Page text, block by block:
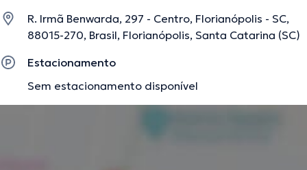
R. Irmã Benwarda, 297 - Centro, Florianópolis - SC,
88015-270, Brasil, Florianópolis, Santa Catarina (SC)
Estacionamento
Sem estacionamento disponível